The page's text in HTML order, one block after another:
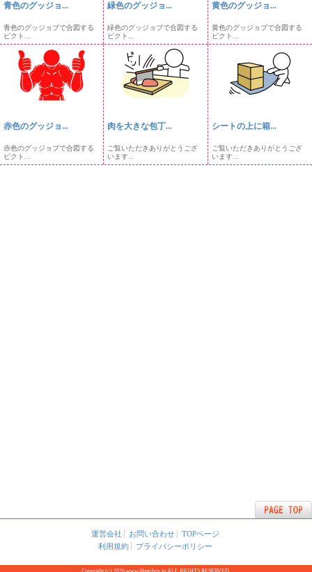
青色のグッジョ...
青色のグッジョブで合図する
ピクト...
緑色のグッジョ...
緑色のグッジョブで合図する
ピクト...
黄色のグッジョ...
黄色のグッジョブで合図する
ピクト...
赤色のグッジョ...
赤色のグッジョブで合図する
ピクト...
肉を大きな包丁...
ご覧いただきありがとうござ
います...
シートの上に箱...
ご覧いただきありがとうござ
います...
運営会社 お問い合わせ
TOPページ
利用規約
プライバシーポリシー